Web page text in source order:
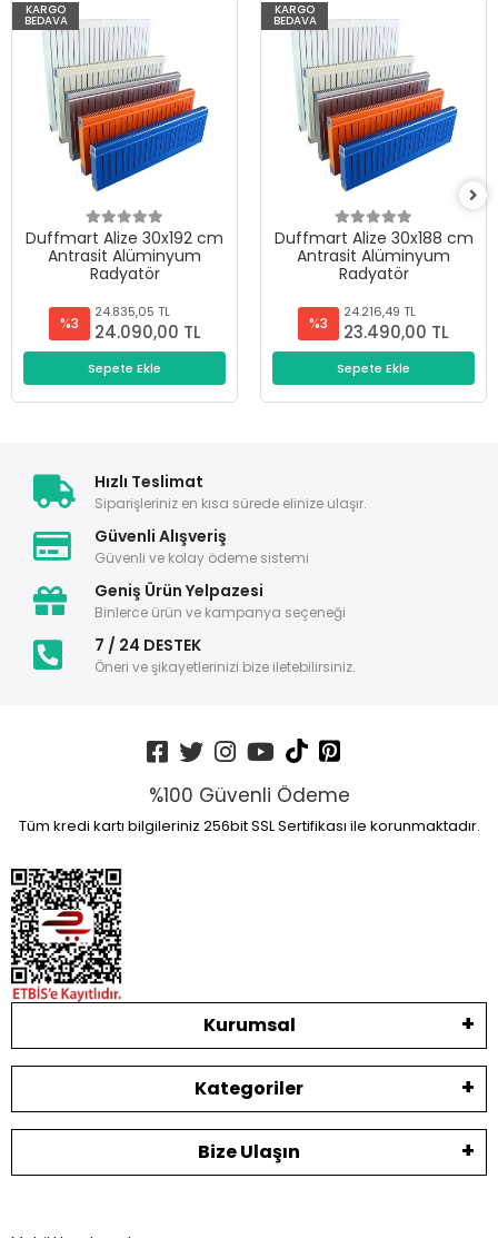
KARGO
BEDAVA
Duffmart Alize 30x192 cm
Antrasit Alüminyum
Radyatör
%3
24.835,05 TL
24.090,00 TL
Sepete Ekle
KARGO
BEDAVA
Duffmart Alize 30x188 cm
Antrasit Alüminyum
Radyatör
%3
24.216,49 TL
23.490,00 TL
Sepete Ekle
Hızlı Teslimat
Siparişleriniz en kısa sürede elinize ulaşır.
Güvenli Alışveriş
Güvenli ve kolay ödeme sistemi
Geniş Ürün Yelpazesi
Binlerce ürün ve kampanya seçeneği
7 / 24 DESTEK
Öneri ve şikayetlerinizi bize iletebilirsiniz.
%100 Güvenli Ödeme
Tüm kredi kartı bilgileriniz 256bit SSL Sertifikası ile korunmaktadır.
Kurumsal
Kategoriler
Bize Ulaşın